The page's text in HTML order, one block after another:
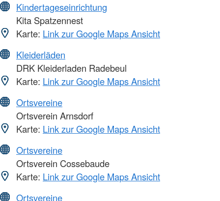
Kindertageseinrichtung
Kita Spatzennest
Karte: Link zur Google Maps Ansicht
Kleiderläden
DRK Kleiderladen Radebeul
Karte: Link zur Google Maps Ansicht
Ortsvereine
Ortsverein Arnsdorf
Karte: Link zur Google Maps Ansicht
Ortsvereine
Ortsverein Cossebaude
Karte: Link zur Google Maps Ansicht
Ortsvereine